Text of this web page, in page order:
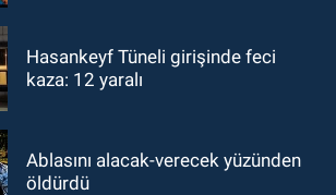
Hasankeyf Tüneli girişinde feci
kaza: 12 yaralı
Ablasını alacak-verecek yüzünden
öldürdü